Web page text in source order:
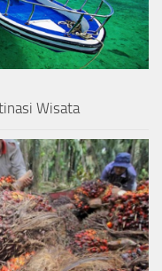
Wisata